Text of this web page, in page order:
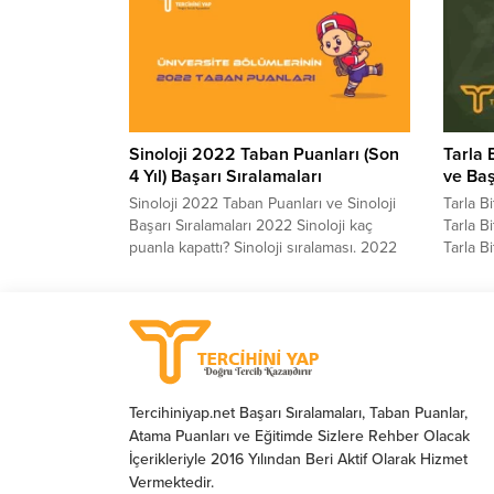
yılında sınava girecek adayların en çok
merak ettiği konuların başında gelen
Raylı Sistemler Mühendisliği Taban
Puanları 2022 ve Raylı Sistemler
sorularının cevabı...
çok
Uçak
ve
2022
Sinoloji 2022 Taban Puanları (Son
4 Yıl) Başarı Sıralamaları
Sinoloji 2022 Taban Puanları ve Sinoloji
Başarı Sıralamaları 2022 Sinoloji kaç
puanla kapattı? Sinoloji sıralaması. 2022
Başarı Sıralamaları 2022 sorularının
cevabı aşağıdaki tablomuzda yer
almaktadır. Sizler için ÖSYM – YÖK Atlas
Tarla
ve
Tarla
Tarla
Tarla
tablo
2024
çok
Tarla
Tarla
Tercihiniyap.net Başarı Sıralamaları, Taban Puanlar,
Atama Puanları ve Eğitimde Sizlere Rehber Olacak
İçerikleriyle 2016 Yılından Beri Aktif Olarak Hizmet
Vermektedir.